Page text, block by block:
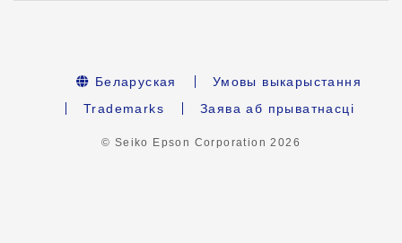
Беларуская
Умовы выкарыстання
Trademarks
Заява аб прыватнасці
© Seiko Epson Corporation2026